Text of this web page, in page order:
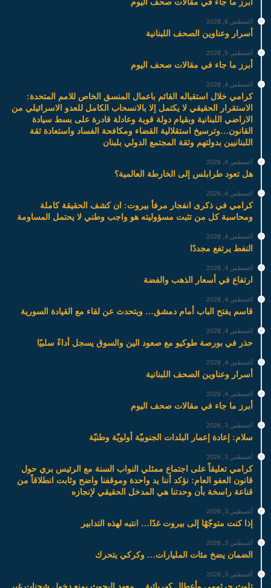
أبرز ما جاء في مقالات صحف اليوم
أغسطس 6, 2026
أسرار وعناوين الصحف اللبنانية
أغسطس 5, 2026
أبرز ما جاء في مقالات صحف اليوم
أغسطس 4, 2026
كرامي خلال استقباله القائم باعمال المنسق الخاص للامم المتحدة:
الاستقرار الحقيقي لا يكتمل إلا بالانسحاب الكامل للعدو الاسرائيلي من
الاراضي اللبنانية وبقيام دولة قوية وعادلة قادرة على بسط سيادة
القانون…وترسيخ استقلالية القضاء ومكافحة الفساد واستعادة ثقة
اللبنانيين بدولتهم وثقة المجتمع الدولي بلبنان
أغسطس 4, 2026
هل تعود طرابلس إلى الخارطة العالمية؟
أغسطس 4, 2026
كرامي في ذكرى انفجار مرفأ بيروت: ان كشف الحقيقة كاملة
ومحاسبة كل من تثبت مسؤوليته هو واجب وطني لا يحتمل المساومة
أغسطس 4, 2026
النفط يرتفع مجددًا
أغسطس 4, 2026
ارتفاع في أسعار الذهب والفضة
أغسطس 4, 2026
قاسم يفتح الباب أمام دمشق… ويتحدث عن لقاء مع القيادة السورية
أغسطس 4, 2026
حذر في بورصة طوكيو مع صعود الين والسوق يسجل أداءً سلبيًا
أغسطس 4, 2026
أسرار وعناوين الصحف اللبنانية
أغسطس 4, 2026
أبرز ما جاء في مقالات صحف اليوم
أغسطس 3, 2026
سلام: إعادة إعمار البلدات الجنوبيّة أولويّة وطنيّة
أغسطس 3, 2026
كرامي تعليقاً على اجتماع ممثلي النواب السنة مع الرئيس بري حول
قانون العفو العام: نؤكد أننا يد واحدة وموقفنا واضح وثابت انطلاقاً من
قناعة راسخة بأن وحدتنا هي المدخل الحقيقي لإنجازه
أغسطس 3, 2026
إذا كنت متوجّهًا إلى بيروت غدًا… انتبه لهذه التدابير
أغسطس 3, 2026
الضمان يضخ مئات المليارات… وكركي يتحرك
أغسطس 3, 2026